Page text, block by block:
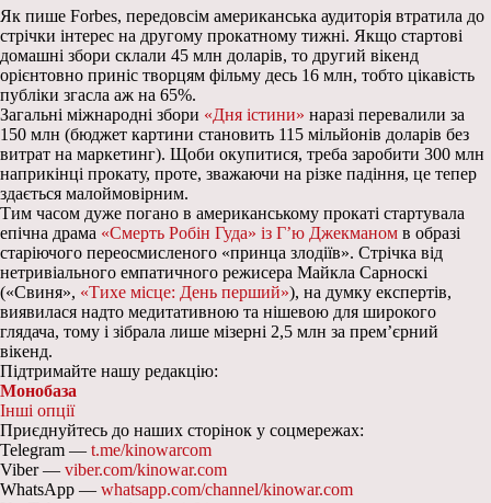
Як пише Forbes, передовсім американська аудиторія втратила до
стрічки інтерес на другому прокатному тижні. Якщо стартові
домашні збори склали 45 млн доларів, то другий вікенд
орієнтовно приніс творцям фільму десь 16 млн, тобто цікавість
публіки згасла аж на 65%.
Загальні міжнародні збори «Дня істини» наразі перевалили за
150 млн (бюджет картини становить 115 мільйонів доларів без
витрат на маркетинг). Щоби окупитися, треба заробити 300 млн
наприкінці прокату, проте, зважаючи на різке падіння, це тепер
здається малоймовірним.
Тим часом дуже погано в американському прокаті стартувала
епічна драма «Смерть Робін Гуда» із Г’ю Джекманом в образі
старіючого переосмисленого «принца злодіїв». Стрічка від
нетривіального емпатичного режисера Майкла Сарноскі
(«Свиня», «Тихе місце: День перший»), на думку експертів,
виявилася надто медитативною та нішевою для широкого
глядача, тому і зібрала лише мізерні 2,5 млн за прем’єрний
вікенд.
Підтримайте нашу редакцію:
Монобаза
Інші опції
Приєднуйтесь до наших сторінок у соцмережах:
Telegram — t.me/kinowarcom
Viber — viber.com/kinowar.com
WhatsApp — whatsapp.com/channel/kinowar.com